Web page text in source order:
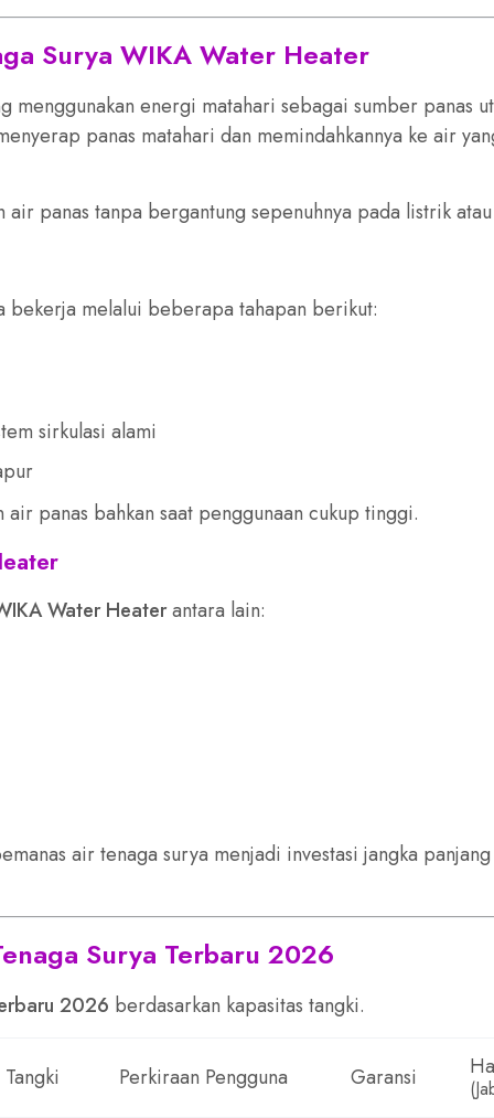
Surya WIKA Water Heater
menggunakan energi matahari sebagai sumber panas
panas matahari dan memindahkannya ke air
panas tanpa bergantung sepenuhnya pada listrik
bekerja melalui beberapa tahapan berikut:
sirkulasi alami
panas bahkan saat penggunaan cukup tinggi.
Water Heaterantara lain:
air tenaga surya menjadi investasi jangka
Surya Terbaru 2026
2026 berdasarkan kapasitas tangki.
Perkiraan Pengguna Garansi